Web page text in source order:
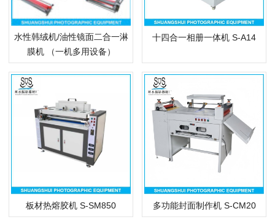
水性韩绒机/油性镜面二合一淋
膜机 （一机多用设备）
十四合一相册一体机 S-A14
板材热熔胶机 S-SM850 多功能封面制作机 S-CM20